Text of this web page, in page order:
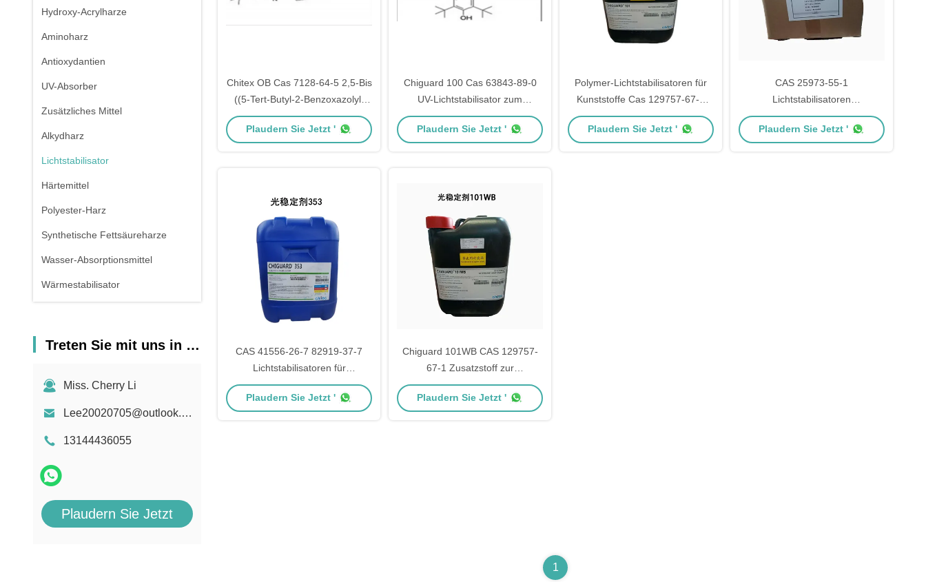
Hydroxy-Acrylharze
Aminoharz
Antioxydantien
UV-Absorber
Zusätzliches Mittel
Alkydharz
Lichtstabilisator
Härtemittel
Polyester-Harz
Synthetische Fettsäureharze
Wasser-Absorptionsmittel
Wärmestabilisator
Treten Sie mit uns in Verbindung
Miss. Cherry Li
Lee20020705@outlook.com
13144436055
Plaudern Sie Jetzt
Chitex OB Cas 7128-64-5 2,5-Bis
((5-Tert-Butyl-2-Benzoxazolyl)
Thiophene
Plaudern Sie Jetzt '
Chiguard 100 Cas 63843-89-0
UV-Lichtstabilisator zum
Schmelzen 144C
Plaudern Sie Jetzt '
Polymer-Lichtstabilisatoren für
Kunststoffe Cas 129757-67-1
Chiguard 101
Plaudern Sie Jetzt '
CAS 25973-55-1
Lichtstabilisatoren
Beschichtungen 2-(2H-
Benzotriazol-2-Yl)-4,6-
Plaudern Sie Jetzt '
CAS 41556-26-7 82919-37-7
Lichtstabilisatoren für
Beschichtungen Chiguard® 353
Plaudern Sie Jetzt '
Chiguard 101WB CAS 129757-
67-1 Zusatzstoff zur
Lichtstabilisierung
Plaudern Sie Jetzt '
1